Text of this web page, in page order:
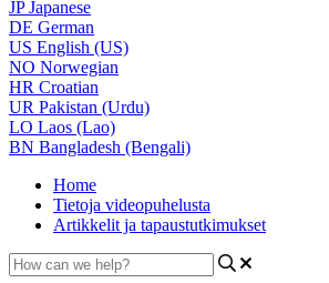
JPJapanese
DE German
US English (US)
NO Norwegian
HR Croatian
UR Pakistan (Urdu)
LO Laos (Lao)
BN Bangladesh (Bengali)
Home
Tietoja videopuhelusta
Artikkelit ja tapaustutkimukset